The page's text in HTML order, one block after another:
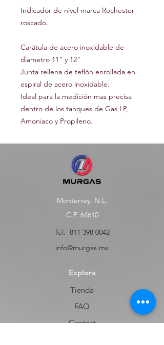
Indicador de nivel marca Rochester
roscado.
Carátula de acero inoxidable de
diametro 11" y 12"
Junta rellena de teflón enrollada en
espiral de acero inoxidable.
Ideal para la medición mas precisa
dentro de los tanques de Gas LP,
Amoniaco y Propileno.
Monterrey, N.L.
C.P. 64610
Tel: 811 398 0042
info@murgas.mx
Explora
Tienda
FAQ
Contact